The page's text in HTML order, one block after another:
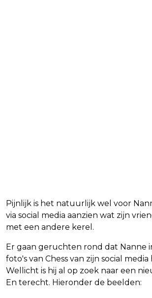
Pijnlijk is het natuurlijk wel voor
via social media aanzien wat zijn
met een andere kerel.
Er gaan geruchten rond dat Nanne
foto's van Chess van zijn social
Wellicht is hij al op zoek naar een
En terecht. Hieronder de beelden: